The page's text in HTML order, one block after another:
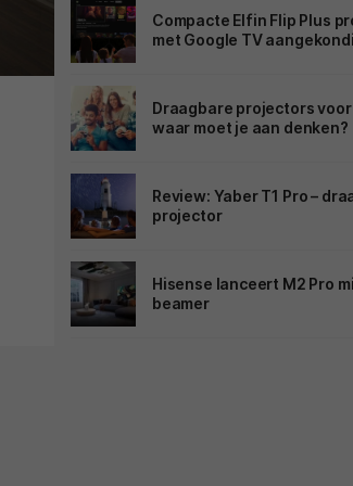
Compacte Elfin Flip Plus
met Google TV
Draagbare projectors voor
waar moet je aan denken?
Review: Yaber T1 Pro –
projector
Hisense lanceert M2 Pro
beamer